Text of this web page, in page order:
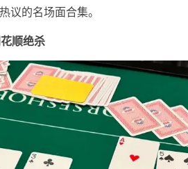
议的名场面合集。
顺绝杀